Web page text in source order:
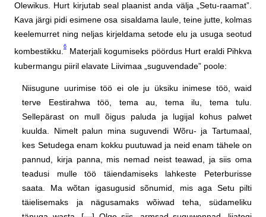
Olewikus. Hurt kirjutab seal plaanist anda välja „Setu-raamat”.
Kava järgi pidi esimene osa sisaldama laule, teine jutte, kolmas
keelemurret ning neljas kirjeldama setode elu ja usuga seotud
kombestikku.
6
Materjali kogumiseks pöördus Hurt eraldi Pihkva
kubermangu piiril elavate Liivimaa „suguvendade” poole:
Niisugune uurimise töö ei ole ju üksiku inimese töö, waid
terve Eestirahwa töö, tema au, tema ilu, tema tulu.
Sellepärast on mull õigus paluda ja lugijal kohus palwet
kuulda. Nimelt palun mina suguvendi Wõru- ja Tartumaal,
kes Setudega enam kokku puutuwad ja neid enam tähele on
pannud, kirja panna, mis nemad neist teawad, ja siis oma
teadusi mulle töö täiendamiseks lahkeste Peterburisse
saata. Ma wõtan igasugusid sõnumid, mis aga Setu pilti
täielisemaks ja nägusamaks wõiwad teha, südameliku